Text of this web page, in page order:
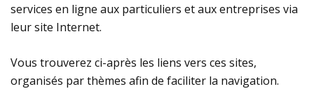
services en ligne aux particuliers et aux entreprises via
leur site Internet.
Vous trouverez ci-après les liens vers ces sites,
organisés par thèmes afin de faciliter la navigation.